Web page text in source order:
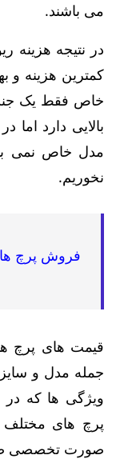
می باشند.
در نتیجه هزینه
کمترین هزینه و
خاص فقط یک
بالایی دارد
مدل خاص نمی
نخوریم.
فروش پرچ ها
قیمت های پرچ
جمله مدل و
ویژگی ها که
پرچ های مختلف
صورت تخصصی